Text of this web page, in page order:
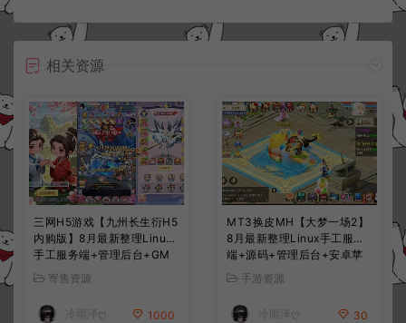
相关资源
三网H5游戏【九州长生衍H5
内购版】8月最新整理Linux
手工服务端+管理后台+GM
授权后台+简易安卓客户端
+详细搭建教程+视频教程
寄售资源
冷雨泽ღ 1000
MT3换皮MH【大梦一场2】
8月最新整理Linux手工服务
端+源码+管理后台+安卓苹
果双端+详细搭建教程+视频
教程
手游资源
冷雨泽ღ 30